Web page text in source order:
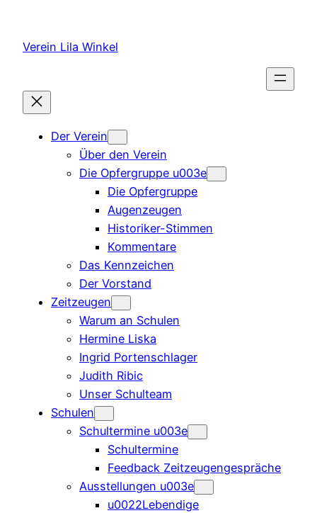
springen
Verein Lila Winkel
Der Verein
Über den Verein
Die Opfergruppe u003e
Die Opfergruppe
Augenzeugen
Historiker-Stimmen
Kommentare
Das Kennzeichen
Der Vorstand
Zeitzeugen
Warum an Schulen
Hermine Liska
Ingrid Portenschlager
Judith Ribic
Unser Schulteam
Schulen
Schultermine u003e
Schultermine
Feedback Zeitzeugengespräche
Ausstellungen u003e
u0022Lebendige